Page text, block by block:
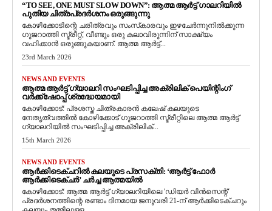
“TO SEE, ONE MUST SLOW DOWN”: ആത്മ ആർട്ട് ഗാലറിയിൽ
പുതിയ ചിത്രപ്രദർശനം ഒരുങ്ങുന്നു
കോഴിക്കോടിന്റെ ചരിത്രവും സംസ്‌കാരവും ഇഴചേർന്നുനിൽക്കുന്ന
ഗുജറാത്തി സ്ട്രീറ്റ്, വീണ്ടും ഒരു കലാവിരുന്നിന് സാക്ഷ്യം
വഹിക്കാൻ ഒരുങ്ങുകയാണ്. ആത്മ ആർട്ട്...
23rd March 2026
NEWS AND EVENTS
ആത്മ ആർട്ട് ഗ്യാലറി സംഘടിപ്പിച്ച അക്രിലിക് പെയിന്റിംഗ്
വർക്ക്‌ഷോപ്പ് ശ്രദ്ധേയമായി
കോഴിക്കോട്: പ്രശസ്ത ചിത്രകാരൻ കലേഷ് കലയുടെ
നേതൃത്വത്തിൽ കോഴിക്കോട് ഗുജറാത്തി സ്ട്രീറ്റിലെ ആത്മ ആർട്ട്
ഗ്യാലറിയിൽ സംഘടിപ്പിച്ച അക്രിലിക്...
15th March 2026
NEWS AND EVENTS
ആർക്കിടെക്ചറിൽ കലയുടെ പ്രസക്തി: ‘ആർട്ട് ഫോർ
ആർക്കിടെക്ചർ’ ചർച്ച ആത്മയിൽ
​കോഴിക്കോട്: ആത്മ ആർട്ട് ഗ്യാലറിയിലെ 'ഡിയർ വിൻസെന്റ്'
പ്രദർശനത്തിന്റെ രണ്ടാം ദിനമായ ജനുവരി 21-ന് ആർക്കിടെക്ചറും